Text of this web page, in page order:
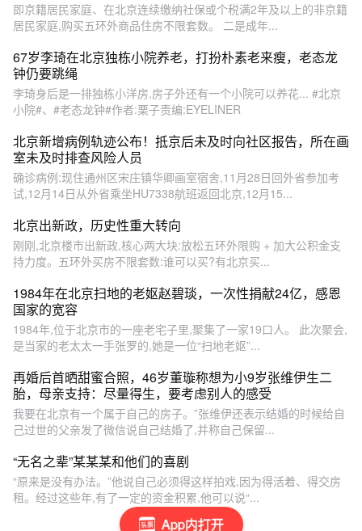
App内打开
即京籍居民家庭、在北京连续缴纳社保或个税满2年及以上的非京籍
居民家庭,购买五环外商品住房不限套数。 二是成年...
67岁李琦在北京独栋小院养老，打扮朴素老来瘦，老态龙
钟仍要跳绳
李琦身后是一排独栋小洋房,房子外还有一个小院可以养花... #北京
小院#、#老态龙钟#作者:栗子责编:EYELINER
北京新增病例轨迹公布！抵京后未及时向社区报告，所在画
室未及时排查风险人员
确诊病例:现住通州区宋庄镇华卿画室宿舍,11月28日回外省参加考
试,12月14日从外省乘坐HU7338航班返回北京,12月15...
北京出新政，历史性重大转向
刚刚,北京楼市出新政,核心两大块:放松五环外限购 + 加大公积金支
持力度。五环外买房不限套数:谁可以买?有北京买...
1984年在北京扫地的老妪赵碧琰，一次性捐献24亿，感恩
国家的宽容
1984年,位于北京市的一座老宅子里,聚集了一家19口人。 此次聚会,
是当家的老太太一手张罗的,她是一位“扫地老妪”...
再婚后首晒甜蜜合照，46岁董璇称想为小9岁张维伊生二
胎，母亲支持：尽量得生，要考虑别人的感受
我要在北京有一个属于自己的房子。”张维伊还表示结婚的时候给自
己过世的父亲发了微信说自己结婚了,并称自己保留...
“无名之辈”某某某和他们的喜剧
“原来是没有办法。”他说自己必须得这样拍戏,因为得活着、得交房
租。经过这些年,有了一定的资金积累,他可以说“...